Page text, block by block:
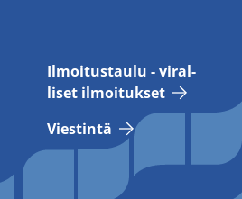
Il­moi­tus­tau­lu - vi­ral­
li­set il­moi­tuk­set
Vies­tin­tä